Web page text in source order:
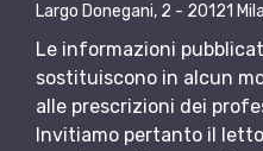
Largo Donegani, 2 - 20121
Le informazioni
sostituiscono in alcun
alle prescrizioni dei
Invitiamo pertanto il